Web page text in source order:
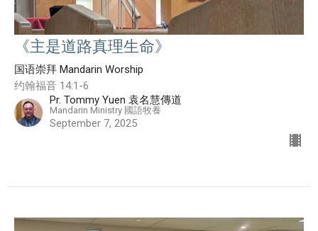
《主是道路真理生命》
国语崇拜 Mandarin Worship
约翰福音 14:1-6
Pr. Tommy Yuen 袁名慧傳道
Mandarin Ministry 國語牧養
September 7, 2025